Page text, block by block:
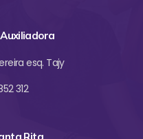
Auxiliadora
esq. Tajy
312
Rita